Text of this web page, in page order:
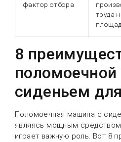
фактор отбора
труда
8
сиденьем
Поломоечная машина с
являясь мощным средством
играет важную роль. Вот 8